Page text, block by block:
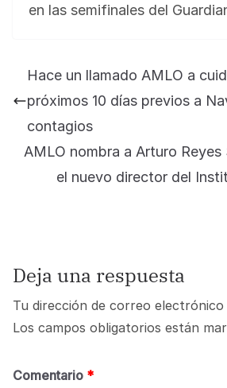
en las semifinales del
Hace un llamado AMLO a
próximos 10 días previos a
contagios
AMLO nombra a Arturo
el nuevo director del
Deja una respuesta
Tu dirección de correo electrónico
Los campos obligatorios están
Comentario *